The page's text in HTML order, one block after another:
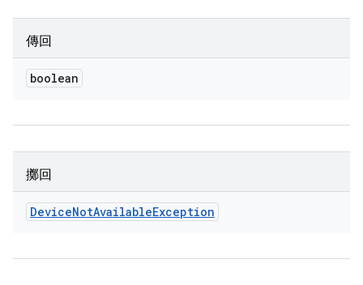
傳回
boolean
擲回
DeviceNotAvailableException